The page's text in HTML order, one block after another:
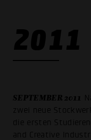
2011
SEPTEMBER 2011
zwei neue
die ersten
and Creative